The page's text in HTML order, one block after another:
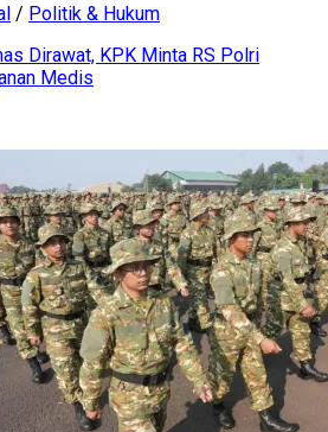
/ Politik & Hukum
Dirawat, KPK Minta RS Polri
Medis